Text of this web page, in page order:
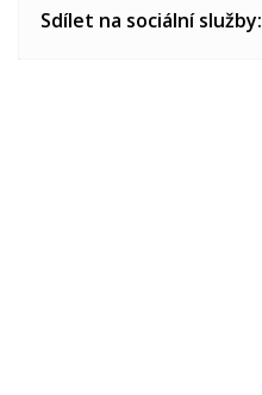
Sdílet na sociální služby: